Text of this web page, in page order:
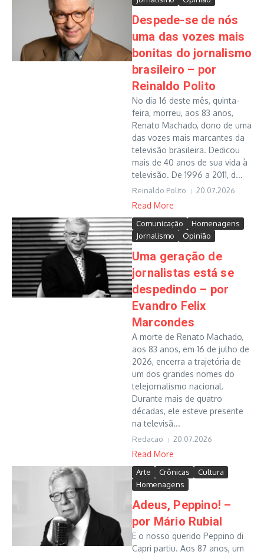
Despede-se de nós
uma das vozes mais
bonitas do jornalismo
brasileiro – por
Reinaldo Polito
No dia 16 deste mês, quinta-
feira, morreu, aos 83 anos,
Renato Machado, dono de uma
das vozes mais marcantes da
televisão brasileira. Dedicou
mais de 40 anos de sua vida à
televisão. De 1996 a 2011, d...
Reinaldo Polito 20.07.2026
Read More
Comunicação
Homenagens
Jornalismo
Opinião
Uma geração de
jornalistas está se
despedindo – por
Evandro Felix
Marcondes
A morte de Renato Machado,
aos 83 anos, em 16 de julho de
2026, encerra a trajetória de
um dos grandes nomes do
telejornalismo nacional.
Durante mais de quatro
décadas, ele esteve presente
na televisã...
Redacao 20.07.2026
Read More
Arte Crônicas
Cultura
Homenagens
Adeus, Peppino! –
por Mário Rubial
E o nosso querido Peppino di
Capri partiu. Aos 87 anos, um